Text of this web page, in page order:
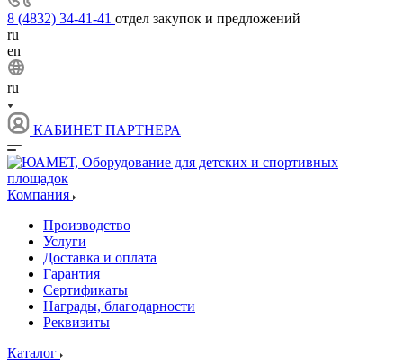
8 (4832) 34-41-41 отдел закупок и предложений
ru
en
ru
КАБИНЕТ ПАРТНЕРА
Компания
Производство
Услуги
Доставка и оплата
Гарантия
Сертификаты
Награды, благодарности
Реквизиты
Каталог